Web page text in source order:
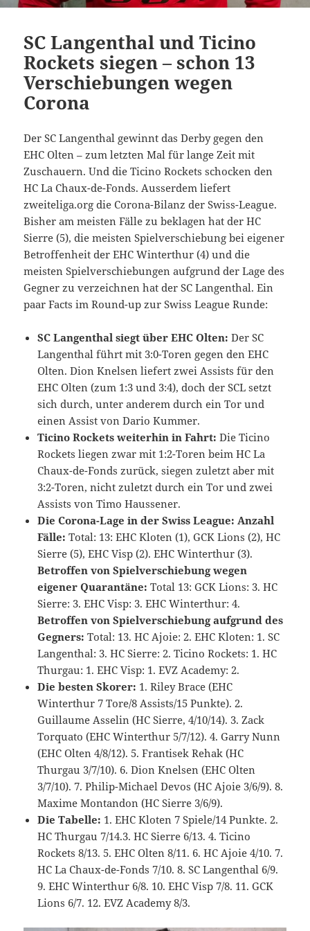
SC Langenthal und Ticino
Rockets siegen – schon 13
Verschiebungen wegen
Corona
Der SC Langenthal gewinnt das Derby gegen den
EHC Olten – zum letzten Mal für lange Zeit mit
Zuschauern. Und die Ticino Rockets schocken den
HC La Chaux-de-Fonds. Ausserdem liefert
zweiteliga.org die Corona-Bilanz der Swiss-League.
Bisher am meisten Fälle zu beklagen hat der HC
Sierre (5), die meisten Spielverschiebung bei eigener
Betroffenheit der EHC Winterthur (4) und die
meisten Spielverschiebungen aufgrund der Lage des
Gegner zu verzeichnen hat der SC Langenthal. Ein
paar Facts im Round-up zur Swiss League Runde:
SC Langenthal siegt über EHC Olten:Der SC
Langenthal führt mit 3:0-Toren gegen den EHC
Olten. Dion Knelsen liefert zwei Assists für den
EHC Olten (zum 1:3 und 3:4), doch der SCL setzt
sich durch, unter anderem durch ein Tor und
einen Assist von Dario Kummer.
Ticino Rockets weiterhin in Fahrt: Die Ticino
Rockets liegen zwar mit 1:2-Toren beim HC La
Chaux-de-Fonds zurück, siegen zuletzt aber mit
3:2-Toren, nicht zuletzt durch ein Tor und zwei
Assists von Timo Haussener.
Die Corona-Lage in der Swiss League: Anzahl
Fälle: Total: 13: EHC Kloten (1), GCK Lions (2), HC
Sierre (5), EHC Visp (2). EHC Winterthur (3).
Betroffen von Spielverschiebung wegen
eigener Quarantäne: Total 13: GCK Lions: 3. HC
Sierre: 3. EHC Visp: 3. EHC Winterthur: 4.
Betroffen von Spielverschiebung aufgrund des
Gegners: Total: 13. HC Ajoie: 2. EHC Kloten: 1. SC
Langenthal: 3. HC Sierre: 2. Ticino Rockets: 1. HC
Thurgau: 1. EHC Visp: 1. EVZ Academy: 2.
Die besten Skorer: 1. Riley Brace (EHC
Winterthur 7 Tore/8 Assists/15 Punkte). 2.
Guillaume Asselin (HC Sierre, 4/10/14). 3. Zack
Torquato (EHC Winterthur 5/7/12). 4. Garry Nunn
(EHC Olten 4/8/12). 5. Frantisek Rehak (HC
Thurgau 3/7/10). 6. Dion Knelsen (EHC Olten
3/7/10). 7. Philip-Michael Devos (HC Ajoie 3/6/9). 8.
Maxime Montandon (HC Sierre 3/6/9).
Die Tabelle: 1. EHC Kloten 7 Spiele/14 Punkte. 2.
HC Thurgau 7/14.3. HC Sierre 6/13. 4. Ticino
Rockets 8/13. 5. EHC Olten 8/11. 6. HC Ajoie 4/10. 7.
HC La Chaux-de-Fonds 7/10. 8. SC Langenthal 6/9.
9. EHC Winterthur 6/8. 10. EHC Visp 7/8. 11. GCK
Lions 6/7. 12. EVZ Academy 8/3.